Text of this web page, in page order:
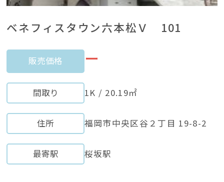
ベネフィスタウン六本松Ｖ 101
販売価格 ー
間取り 1K / 20.19㎡
住所 福岡市中央区谷２丁目 19-8-2
最寄駅 桜坂駅